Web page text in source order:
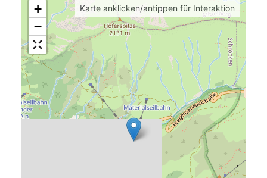
+
−
Karte anklicken/antippen für Interaktion